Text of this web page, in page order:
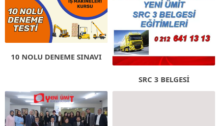
10 NOLU DENEME SINAVI
SRC 3 BELGESİ